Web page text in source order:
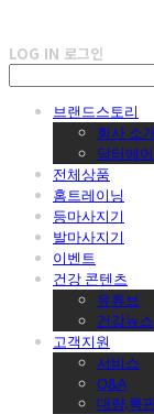
LOG IN 로그인
브랜드스토리
회사 소개
닥터에
전체상품
홈트레이닝
등마사지기
발마사지기
이벤트
건강 콘텐츠
유튜브
건강뉴스
고객지원
서비스
Q&A
대량,특